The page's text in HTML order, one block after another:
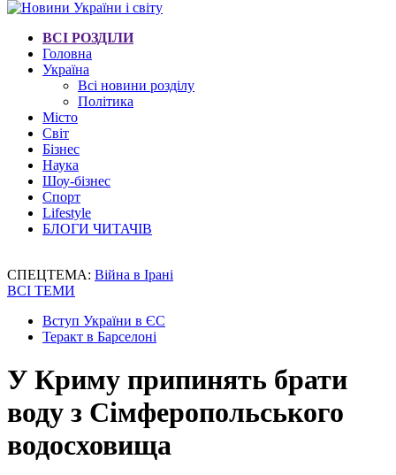
ВСІ РОЗДІЛИ
Головна
Україна
Всі новини розділу
Політика
Місто
Світ
Бізнес
Наука
Шоу-бізнес
Спорт
Lifestyle
БЛОГИ ЧИТАЧІВ
СПЕЦТЕМА: Війна в Ірані
ВСІ ТЕМИ
Вступ України в ЄС
Теракт в Барселоні
У Криму припинять брати
воду з Сімферопольського
водосховища